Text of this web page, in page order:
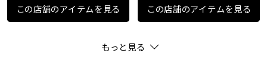
この店舗のアイテムを見る
この店舗のアイテムを見る
もっと見る